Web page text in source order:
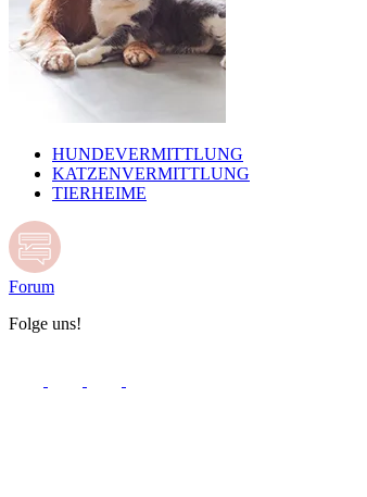
HUNDEVERMITTLUNG
KATZENVERMITTLUNG
TIERHEIME
Forum
Folge uns!